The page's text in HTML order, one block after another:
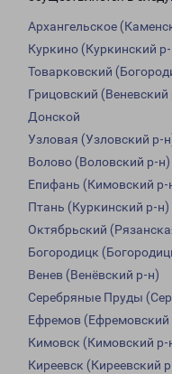
Архангельское
Куркино (Куркинский
Товарковский
Грицовский (Веневский
Донской
Узловая (Узловский р-
Волово (Воловский р-н)
Епифань (Кимовский р-
Птань (Куркинский р-н)
Октябрьский
Богородицк
Венев (Венёвский р-н)
Серебряные Пруды
Ефремов (Ефремовский
Кимовск (Кимовский р-
Киреевск (Киреевский